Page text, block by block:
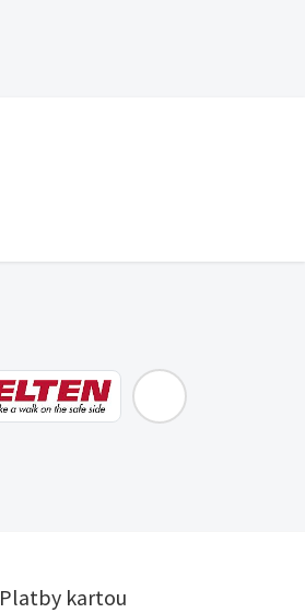
EMOS
Platby kartou